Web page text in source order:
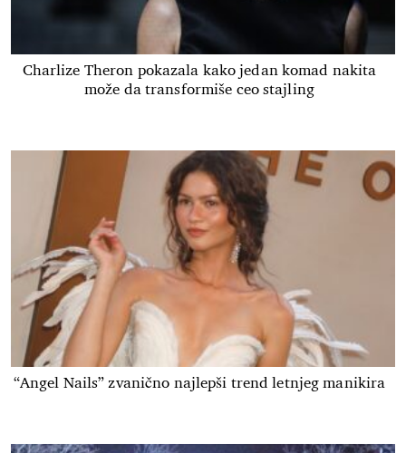
Charlize Theron pokazala kako jedan komad nakita
može da transformiše ceo stajling
“Angel Nails” zvanično najlepši trend letnjeg manikira